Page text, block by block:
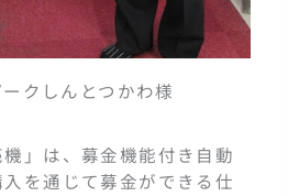
クしんとつかわ様
機」は、募金機能付き自動
を通じて募金ができる仕